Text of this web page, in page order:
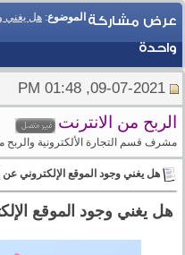
الموضوع: هل يغني
عرض مشاركة
واحدة
الربح من الانترنت
مشرف قسم التجارة الألكترونية والربح
هل يغني وجود الموقع الإلكتروني
هل يغني وجود الموقع